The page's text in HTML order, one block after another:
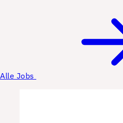
Alle Jobs